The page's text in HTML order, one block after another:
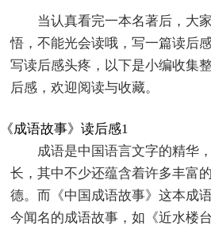
当认真看完一本名著后，大
悟，不能光会读哦，写一篇读后
写读后感头疼，以下是小编收集
后感，欢迎阅读与收藏。
《成语故事》读后感1
成语是中国语言文字的精华
长，其中不少还蕴含着许多丰富
德。而《中国成语故事》这本成
今闻名的成语故事，如《近水楼